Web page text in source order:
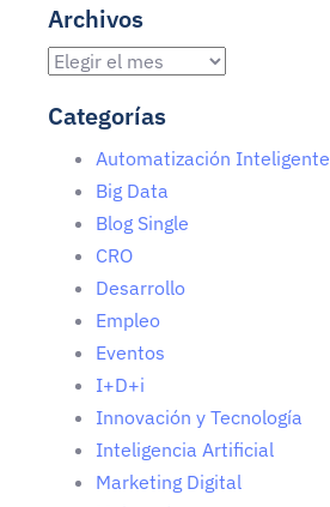
Archivos
Categorías
Automatización Inteligente
Big Data
Blog Single
CRO
Desarrollo
Empleo
Eventos
I+D+i
Innovación y Tecnología
Inteligencia Artificial
Marketing Digital